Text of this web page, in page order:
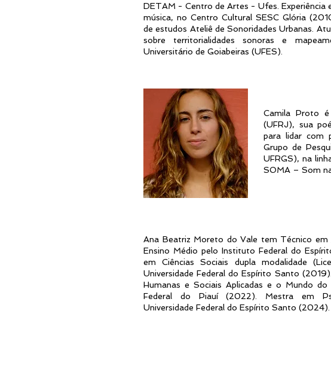
DETAM - Centro de Artes - Ufes. Experiência
música, no Centro Cultural SESC Glória
de estudos Ateliê de Sonoridades Urbanas.
sobre territorialidades sonoras e
Universitário de Goiabeiras (UFES).
Camila Proto
(UFRJ), sua
para lidar com
Grupo de
UFRGS), na
SOMA – Som
Ana Beatriz Moreto do Vale tem Técnico em
Ensino Médio pelo Instituto Federal do
em Ciências Sociais dupla modalidade
Universidade Federal do Espírito Santo
Humanas e Sociais Aplicadas e o Mundo do
Federal do Piauí (2022). Mestra em
Universidade Federal do Espírito Santo (2024).